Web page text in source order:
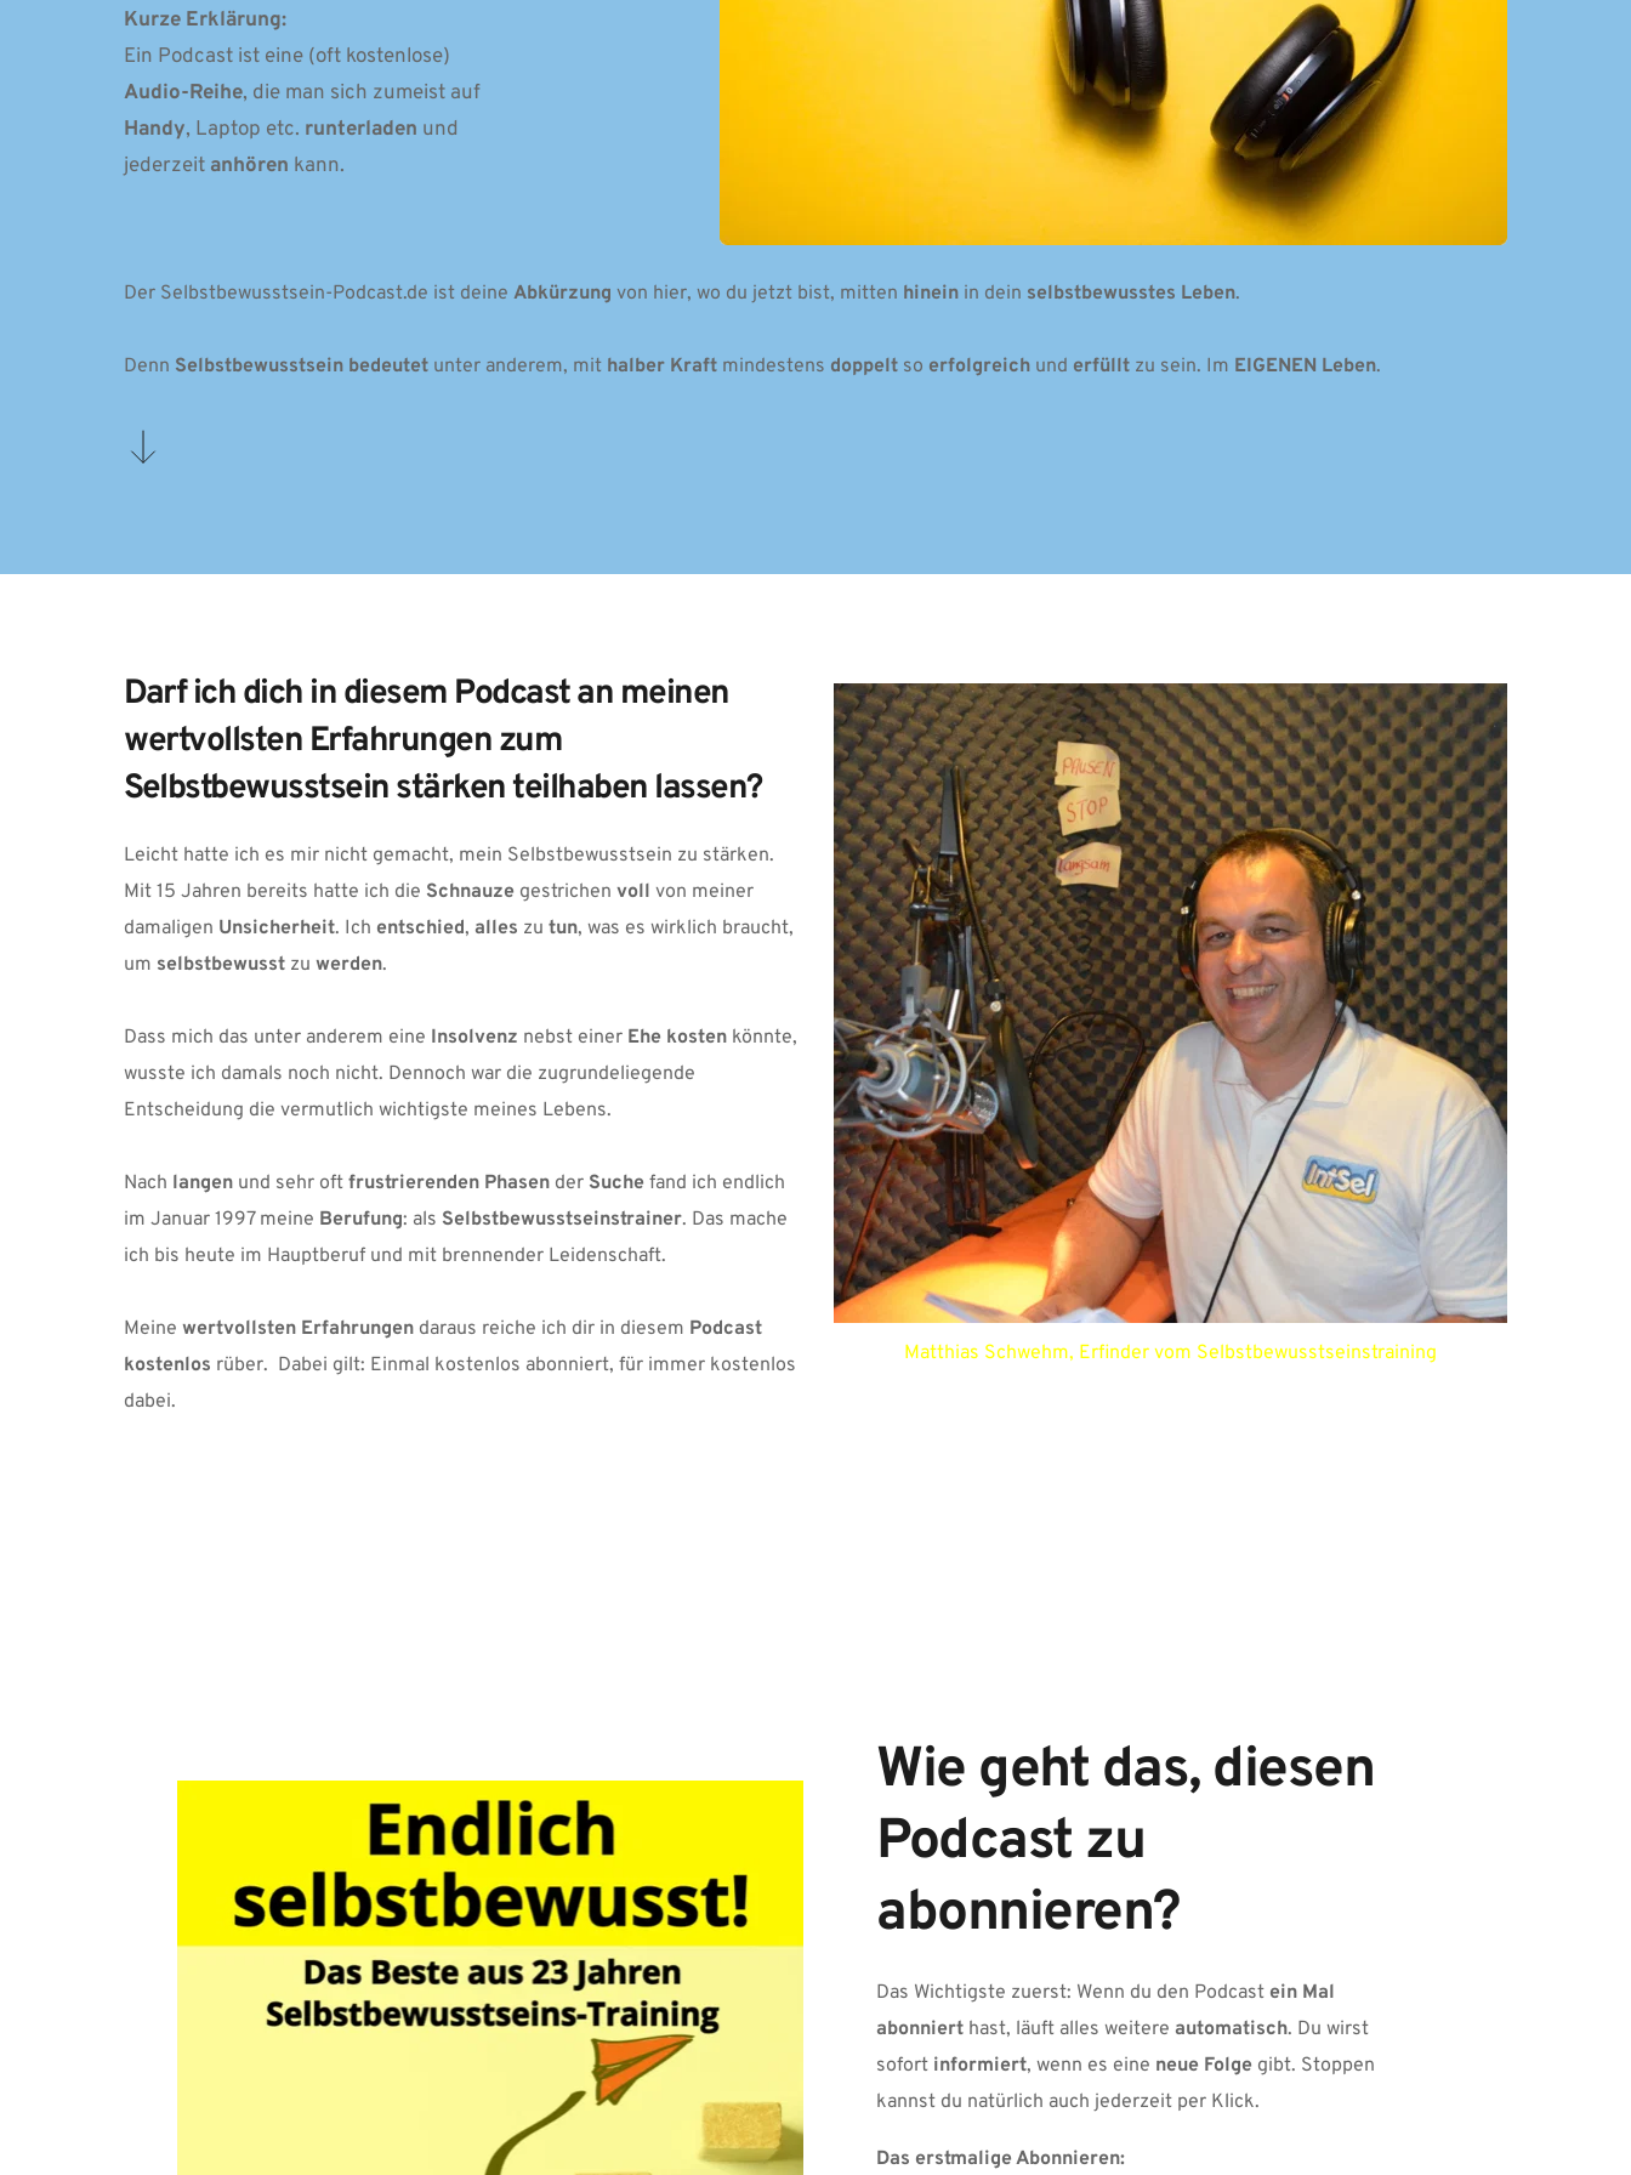
Kurze Erklärung:
Audio-Reihe
Handy, Laptop etc. runterladen und
jederzeit anhören kann.
Der Selbstbewusstsein-Podcast.de ist deine Abkürzung von hier, wo du jetzt bist, mitten hinein in dein selbstbewusstes Leben.
Denn Selbstbewusstsein bedeutet unter anderem, mit halber Kraft mindestens doppelt so erfolgreich und erfüllt zu sein. Im EIGENEN Leben.
Darf ich dich in diesem Podcast an meinen
wertvollsten Erfahrungen zum
Selbstbewusstsein stärken teilhaben lassen?
Leicht hatte ich es mir nicht gemacht, mein Selbstbewusstsein zu stärken.
Mit 15 Jahren bereits hatte ich die Schnauze gestrichen voll von meiner
damaligen Unsicherheit. Ich entschied, alles zu tun, was es wirklich braucht,
um selbstbewusst zu werden.
Dass mich das unter anderem eine Insolvenz nebst einer Ehe kosten könnte,
wusste ich damals noch nicht. Dennoch war die zugrundeliegende
Entscheidung die vermutlich wichtigste meines Lebens.
Nach langen und sehr oft frustrierenden Phasen der Suche fand ich endlich
im Januar 1997 meine Berufung: als Selbstbewusstseinstrainer. Das mache
ich bis heute im Hauptberuf und mit brennender Leidenschaft.
Meine wertvollsten Erfahrungen daraus reiche ich dir in diesem Podcast
kostenlos rüber.  Dabei gilt: Einmal kostenlos abonniert, für immer kostenlos
dabei.
Matthias Schwehm, Erfinder vom Selbstbewusstseinstraining
Wie geht das, diesen
Podcast zu
abonnieren?
Das Wichtigste zuerst: Wenn du den Podcast ein Mal
abonniert hast, läuft alles weitere automatisch. Du wirst
sofort informiert, wenn es eine neue Folge gibt. Stoppen
kannst du natürlich auch jederzeit per Klick.
Das erstmalige Abonnieren: